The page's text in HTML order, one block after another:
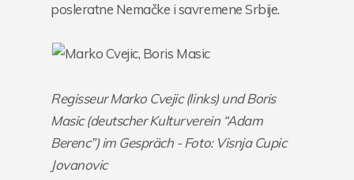
posleratne Nemačke i savremene Srbije.
Regisseur Marko Cvejic (links) und Boris
Masic (deutscher Kulturverein “Adam
Berenc”) im Gespräch - Foto: Visnja Cupic
Jovanovic